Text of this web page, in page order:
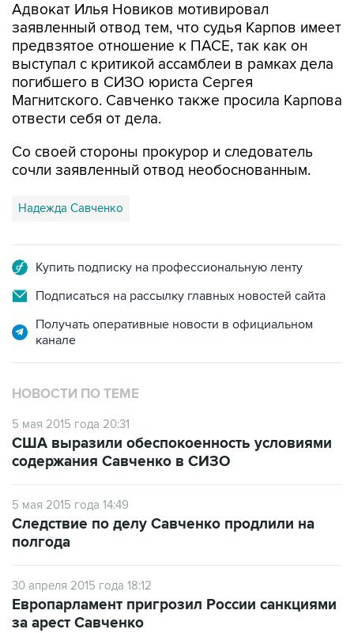
Адвокат Илья Новиков мотивировал
заявленный отвод тем, что судья Карпов имеет
предвзятое отношение к ПАСЕ, так как он
выступал с критикой ассамблеи в рамках дела
погибшего в СИЗО юриста Сергея
Магнитского. Савченко также просила Карпова
отвести себя от дела.
Со своей стороны прокурор и следователь
сочли заявленный отвод необоснованным.
Надежда Савченко
Купить подписку на профессиональную ленту
Подписаться на рассылку главных новостей сайта
Получать оперативные новости в официальном
канале
НОВОСТИ ПО ТЕМЕ
5 мая 2015 года 20:31
США выразили обеспокоенность условиями
содержания Савченко в СИЗО
5 мая 2015 года 14:49
Следствие по делу Савченко продлили на
полгода
30 апреля 2015 года 18:12
Европарламент пригрозил России санкциями
за арест Савченко